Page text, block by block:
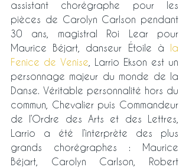
assistant chorégraphe pour les
pièces de Carolyn Carlson pendant
30 ans, magistral Roi Lear pour
Maurice Béjart, danseur Étoile à
la
Fenice de Venise , Larrio Ekson est un
personnage majeur du monde de la
Danse. Véritable personnalité hors du
commun, Chevalier puis Commandeur
de l’Ordre des Arts et des Lettres,
Larrio a été l’interprète des plus
grands chorégraphes : Maurice
Béjart, Carolyn Carlson, Robert